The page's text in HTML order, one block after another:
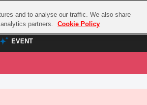
EVENT
EVENT
and to analyse our traffic. We also share
partners.
Cookie Policy